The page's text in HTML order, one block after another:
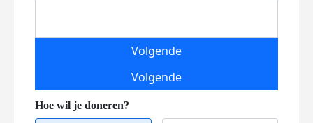
Volgende
Volgende